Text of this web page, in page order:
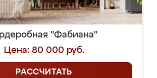
"Фабиана"
Цена: 80 000 руб.
РАССЧИТАТЬ